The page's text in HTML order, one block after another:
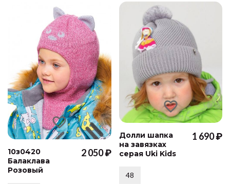
10з0420
Балаклава
Розовый
2 050 ₽
Долли шапка
на завязках
серая Uki Kids
1 690 ₽
48